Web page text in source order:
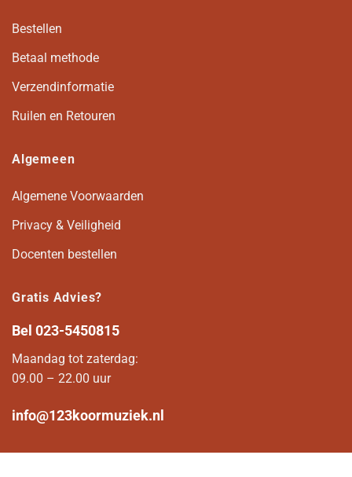
Bestellen
Betaal methode
Verzendinformatie
Ruilen en Retouren
Algemeen
Algemene Voorwaarden
Privacy & Veiligheid
Docenten bestellen
Gratis Advies?
Bel 023-5450815
Maandag tot zaterdag:
09.00 – 22.00 uur
info@123koormuziek.nl